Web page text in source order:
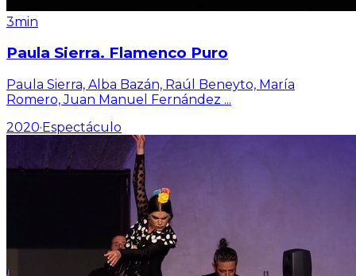
3min
Paula Sierra. Flamenco Puro
Paula Sierra, Alba Bazán, Raúl Beneyto, María
Romero, Juan Manuel Fernández ...
2020·Espectáculo